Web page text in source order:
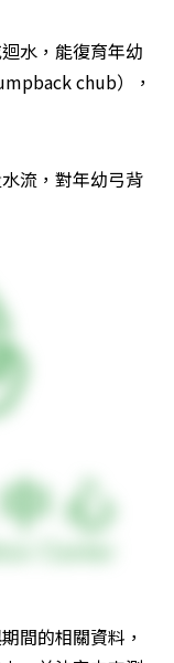
水，能復育年幼
chub），
流，對年幼弓背
間的相關資料，